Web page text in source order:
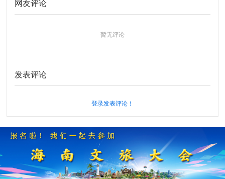
网友评论
暂无评论
发表评论
登录发表评论！